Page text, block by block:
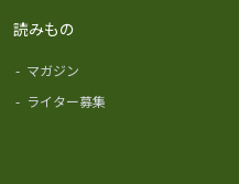
読みもの
- マガジン
- ライター募集